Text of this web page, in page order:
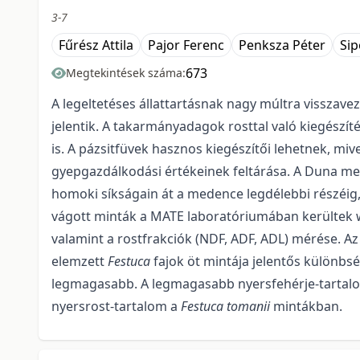
3-7
Fűrész Attila Pajor Ferenc Penksza Péter
Megtekintések száma:673
A legeltetéses állattartásnak nagy múltra
jelentik. A takarmányadagok rosttal való
is. A pázsitfüvek hasznos kiegészítői lehetnek,
gyepgazdálkodási értékeinek feltárása. A Duna
homoki síkságain át a medence legdélebbi
vágott minták a MATE laboratóriumában kerültek
valamint a rostfrakciók (NDF, ADF, ADL) mérése.
elemzettFestucafajok öt mintája jelentős
legmagasabb. A legmagasabb nyersfehérje-
nyersrost-tartalom a Festuca tomaniimintákban.